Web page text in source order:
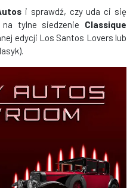
i sprawdź, czy uda ci się
na tylne siedzenie Classique
edycji Los Santos Lovers lub